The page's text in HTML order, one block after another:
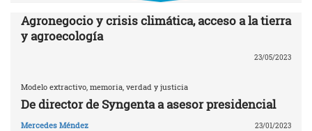
Agronegocio y crisis climática, acceso a la tierra
y agroecología
23/05/2023
Modelo extractivo, memoria, verdad y justicia
De director de Syngenta a asesor presidencial
Mercedes Méndez 23/01/2023